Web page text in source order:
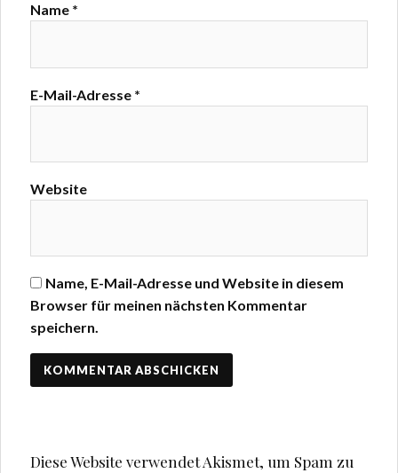
Name *
E-Mail-Adresse *
Website
Name, E-Mail-Adresse und Website in diesem
Browser für meinen nächsten Kommentar
speichern.
Diese Website verwendet Akismet, um Spam zu